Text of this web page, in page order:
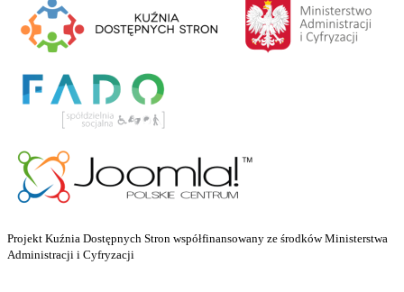
Projekt Kuźnia Dostępnych Stron współfinansowany ze środków Ministerstwa
Administracji i Cyfryzacji